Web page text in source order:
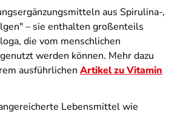
aus Spirulina-,
– sie enthalten großenteils
die vom menschlichen
werden können. Mehr dazu
ausführlichen Artikel zu Vitamin
Lebensmittel wie